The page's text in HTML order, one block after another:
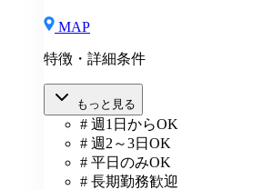
MAP
特徴・詳細条件
もっと見る
# 週1日からOK
# 週2～3日OK
# 平日のみOK
# 長期勤務歓迎